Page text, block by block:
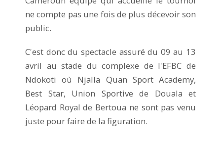
ne compte pas une fois de plus décevoir son
public.
C'est donc du spectacle assuré du 09 au 13
avril au stade du complexe de l'EFBC de
Ndokoti où Njalla Quan Sport Academy,
Best Star, Union Sportive de Douala et
Léopard Royal de Bertoua ne sont pas venu
juste pour faire de la figuration.